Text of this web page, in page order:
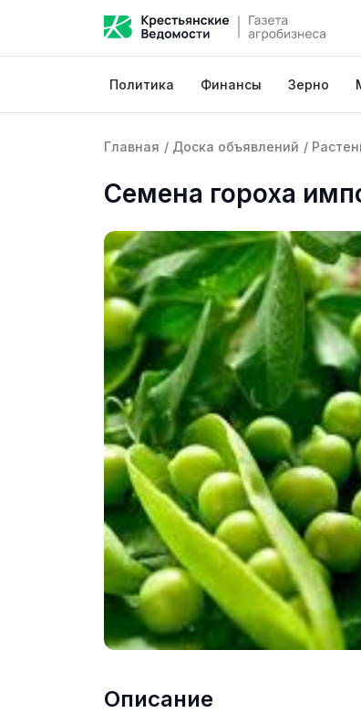
Политика Финансы Зерно
Главная / Доска объявлений /
Семена гороха
Описание